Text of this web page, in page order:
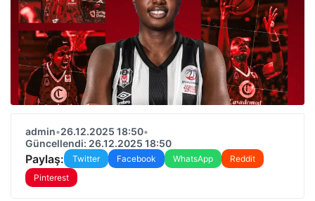
admin•26.12.2025 18:50•
Güncellendi: 26.12.2025 18:50
Paylaş: Twitter Facebook WhatsApp
Reddit
Pinterest